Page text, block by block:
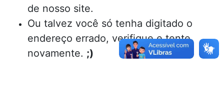
de nosso site.
Ou talvez você só tenha digitado o
endereço errado, verifique e tente
novamente. ;)